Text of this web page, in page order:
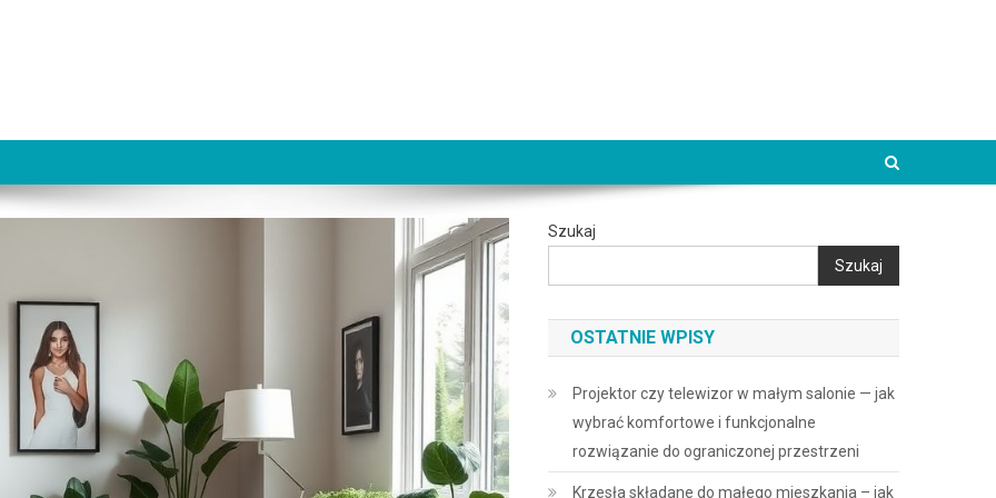
Szukaj
Szukaj
OSTATNIE WPISY
Projektor czy telewizor w małym salonie — jak
wybrać komfortowe i funkcjonalne
rozwiązanie do ograniczonej przestrzeni
Krzesła składane do małego mieszkania – jak